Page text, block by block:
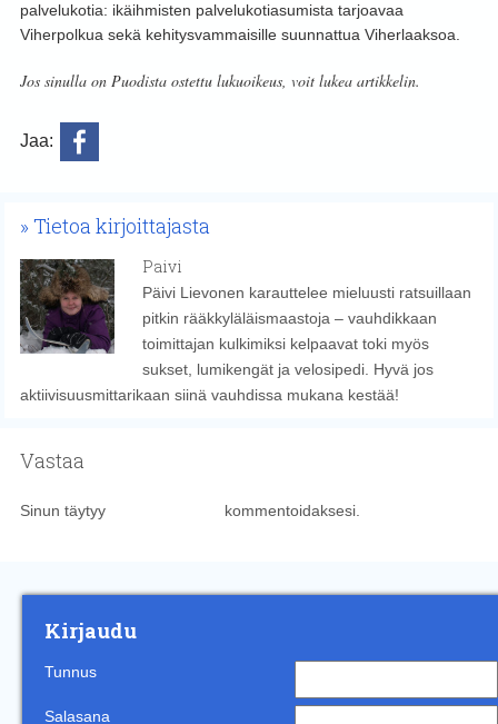
palvelukotia: ikäihmisten palvelukotiasumista tarjoavaa
Viherpolkua sekä kehitysvammaisille suunnattua Viherlaaksoa.
Jos sinulla on Puodista ostettu lukuoikeus, voit lukea artikkelin.
Jaa:
Tietoa kirjoittajasta
Paivi
Päivi Lievonen karauttelee mieluusti ratsuillaan
pitkin rääkkyläläismaastoja – vauhdikkaan
toimittajan kulkimiksi kelpaavat toki myös
sukset, lumikengät ja velosipedi. Hyvä jos
aktiivisuusmittarikaan siinä vauhdissa mukana kestää!
Vastaa
Sinun täytyy kommentoidaksesi.
Kirjaudu
Tunnus
Salasana